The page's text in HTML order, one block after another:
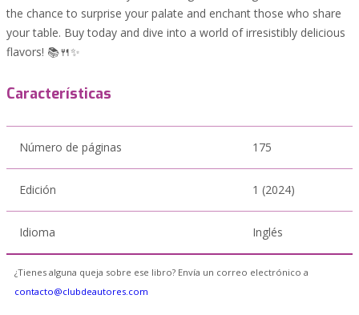
the chance to surprise your palate and enchant those who share
your table. Buy today and dive into a world of irresistibly delicious
flavors! 📚🍴✨
Características
Número de páginas 175
Edición 1 (2024)
Idioma Inglés
¿Tienes alguna queja sobre ese libro? Envía un correo electrónico a
contacto@clubdeautores.com